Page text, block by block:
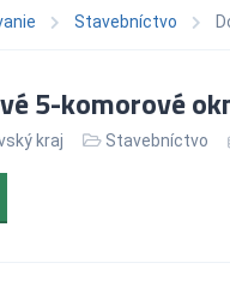
Stavebníctvo
5-komorové
kraj Stavebníctvo